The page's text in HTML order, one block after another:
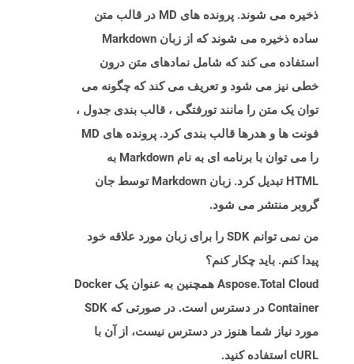
ذخیره می شوند. پرونده های MD در قالب متن
ساده ذخیره می شوند که از زبان Markdown
استفاده می کند که شامل نمادهای متن درون
خطی نیز می شود و تعریف می کند که چگونه می
توان یک متن را مانند تورفتگی ، قالب بندی جدول ،
فونت ها و هدرها قالب بندی کرد. پرونده های MD
را می توان با برنامه ای به نام Markdown به
HTML تبدیل کرد. زبان Markdown توسط جان
گروبر منتشر می شود.
من نمی توانم SDK را برای زبان مورد علاقه خود
پیدا کنم. باید چکار کنم؟
Aspose.Total Cloud همچنین به عنوان یک Docker
Container در دسترس است. در صورتی که SDK
مورد نیاز شما هنوز در دسترس نیست، از آن با
cURL استفاده کنید.